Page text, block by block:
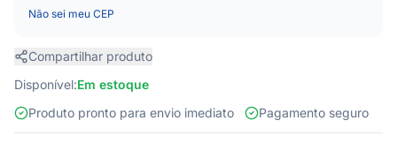
Não sei meu CEP
Compartilhar produto
Disponível:Em estoque
Produto pronto para envio imediato
Pagamento seguro